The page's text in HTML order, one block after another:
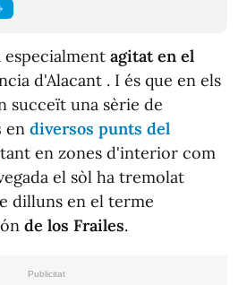
especialment agitat en el
d'Alacant . I és que en els
succeït una sèrie de
en diversos punts del
en zones d'interior com
el sòl ha tremolat
dilluns en el terme
de los Frailes.